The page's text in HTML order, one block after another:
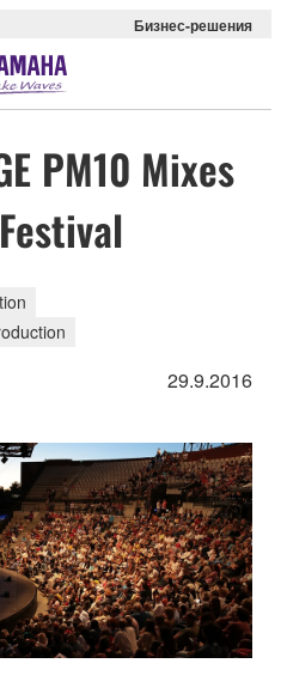
Бизнес-решения
PM10 Mixes
29.9.2016